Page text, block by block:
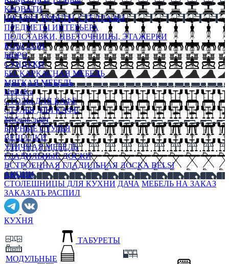
КРОВАТИ
ШКАФЫ, БУФЕТЫ, СТЕЛЛАЖИ
ПРЕДМЕТЫ ИНТЕРЬЕРА
ПОДСТАВКИ, ЦВЕТОЧНИЦЫ, ЭТАЖЕРКИ
КОНСОЛИ
БЮРО
СУНДУКИ
БЕСКАРКАСНАЯ МЕБЕЛЬ
МЯГКАЯ МЕБЕЛЬ
HoReKa
СТОЛЫ ДЛЯ КАФЕ
СТУЛЬЯ ДЛЯ КАФЕ
Мебель лофт
БАРНЫЕ СТУЛЬЯ
ВЕШАЛКИ
УЛИЧНАЯ МЕБЕЛЬ
ГЛАДИЛЬНЫЕ ДОСКИ
ВСТРОЕННАЯ ГЛАДИЛЬНАЯ ДОСКА BELSI
АКЦИИ
СТОЛЕШНИЦЫ ДЛЯ КУХНИ ДАЧА МЕБЕЛЬ НА ЗАКАЗ
ЗАКАЗАТЬ РАСПИЛ
КУХНЯ
МОДУЛЬНЫЕ
ТАБУРЕТЫ